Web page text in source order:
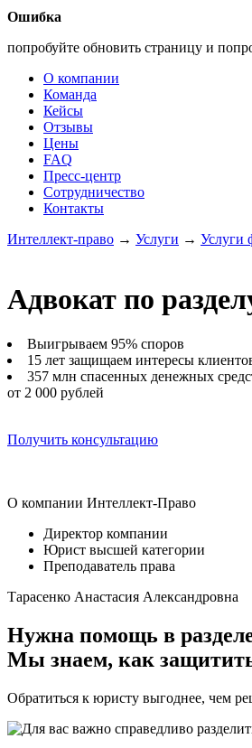
Ошибка
попробуйте обновить страницу и
О компании
Команда
Кейсы
Отзывы
Цены
FAQ
Пресс-центр
Сотрудничество
Контакты
Интеллект-право → Услуги → Услуги
Адвокат по
Выигрываем 95% споров
15 лет защищаем интересы
357 млн спасенных денежных
от 2 000 рублей
Получить консультацию
О компании Интеллект-Право
Директор компании
Юрист высшей категории
Преподаватель права
Тарасенко Анастасия Александровна
Нужна помощь в
Мы знаем, как
Обратиться к юристу выгоднее, чем